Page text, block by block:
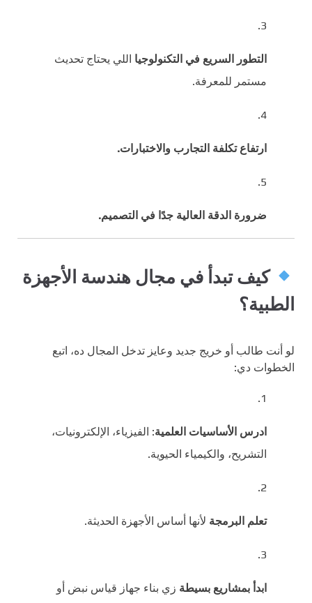
التطور السريع في التكنولوجيا اللي يحتاج تحديث
مستمر للمعرفة.
ارتفاع تكلفة التجارب والاختبارات.
ضرورة الدقة العالية جدًا في التصميم.
كيف تبدأ في مجال هندسة الأجهزة
الطبية؟
لو أنت طالب أو خريج جديد وعايز تدخل المجال ده، اتبع
الخطوات دي:
ادرس الأساسيات العلمية: الفيزياء، الإلكترونيات،
التشريح، والكيمياء الحيوية.
تعلم البرمجة لأنها أساس الأجهزة الحديثة.
ابدأ بمشاريع بسيطة زي بناء جهاز قياس نبض أو